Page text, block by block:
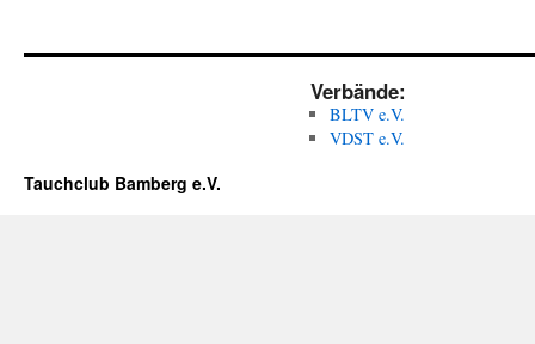
Verbände:
BLTV e.V.
VDST e.V.
Tauchclub Bamberg e.V.